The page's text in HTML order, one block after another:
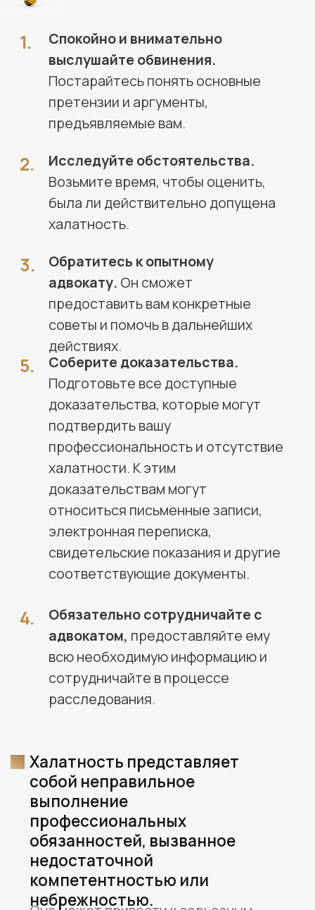
всю необходимую информацию и
расследования.
Халатность представляет
собой неправильное
выполнение
профессиональных
недостаточной
компетентностью или
небрежностью.
Адвокат по халатности
специализируется на решении
конфликтов и споров, связанных
с профессиональной
небрежностью.
Она может привести к серьезным
ошибкам, ущербу для бизнеса или
репутации, а также возможности
уголовного преследования.
Это может включать случаи
медицинских ошибок,
профессиональной халатности в
сфере юриспруденции или финансовых
услуг, а также прочие ситуации, где
возникли проблемы из-за
неправильного выполнения
профессиональных обязанностей.
Проведем консультацию и
поможем разработать защитную
стратегию. Проанализируем и
подготовим необходимые
доказательства для судебных
В случаях халатности, собрание и
анализ доказательств играют
решающую роль.
КАК МЫ ДЕЙСТВУЕМ
2.
3.
Изучим возможную
ответственность сторон, чтобы
защитить ваши интересы в полной
мере.
Предоставить доказательства
невиновности своего клиента,
выступим с речью в суде, допросим